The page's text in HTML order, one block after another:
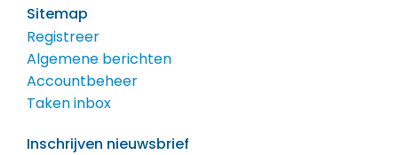
Sitemap
Registreer
Algemene berichten
Accountbeheer
Taken inbox
Inschrijven nieuwsbrief